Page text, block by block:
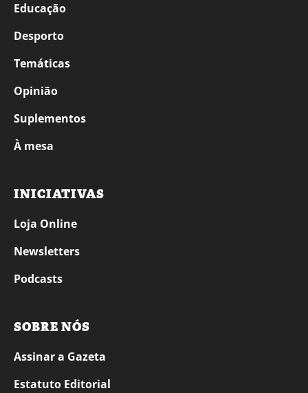
Educação
Desporto
Temáticas
Opinião
Suplementos
À mesa
INICIATIVAS
Loja Online
Newsletters
Podcasts
SOBRE NÓS
Assinar a Gazeta
Estatuto Editorial